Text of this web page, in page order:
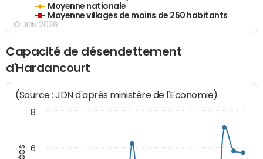
Moyenne nationale
Moyenne villages de moins de 250 habitants
© JDN 2026
Capacité de désendettement
d'Hardancourt
(Source : JDN d'après ministère de l'Economie)
6
8